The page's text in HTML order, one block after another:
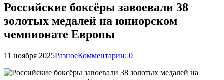
Российские боксёры завоевали 38
золотых медалей на юниорском
чемпионате Европы
11 ноября 2025РазноеКомментарии: 0